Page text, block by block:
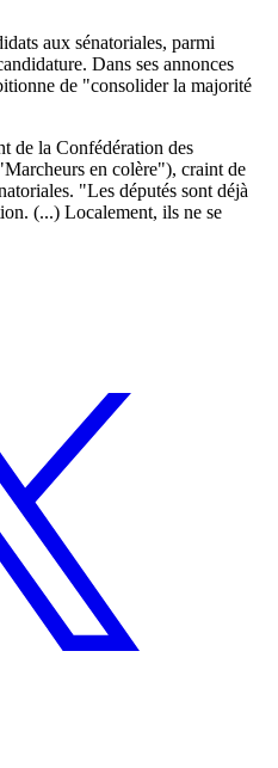
aux sénatoriales, parmi
Dans ses annonces
de "consolider la majorité
de la Confédération des
en colère"), craint de
"Les députés sont déjà
(...) Localement, ils ne se